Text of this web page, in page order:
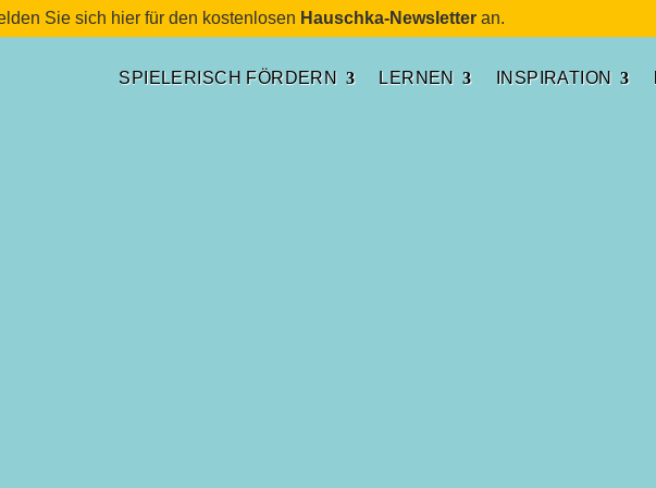
Sie sich hier für den kostenlosen Hauschka-Newsletter an.
SPIELERISCH FÖRDERN LERNEN INSPIRATION